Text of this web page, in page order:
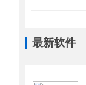
最新软件